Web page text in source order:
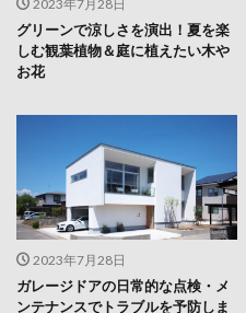
2023年7月28日
グリーンで涼しさを演出！夏を楽
しむ観葉植物＆庭に植えたい木や
お花
2023年7月28日
ガレージドアの日常的な点検・メ
ンテナンスでトラブルを予防しま